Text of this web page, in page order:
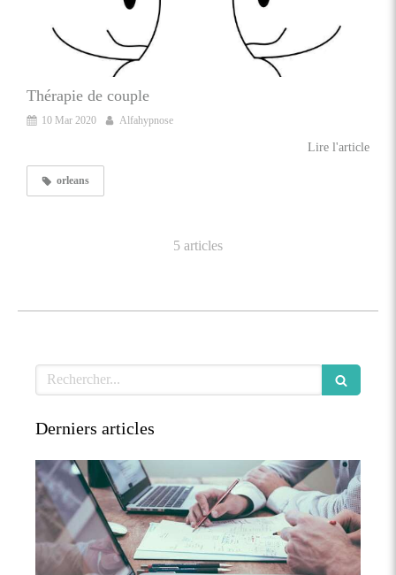
Thérapie de couple
10 Mar 2020 Alfahypnose
Lire l'article
orleans
5 articles
Rechercher
Derniers articles